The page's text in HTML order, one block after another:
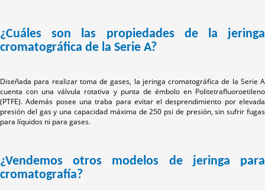
¿Cuáles son las propiedades de la jeringa
cromatográfica de la Serie A?
Diseñada para realizar toma de gases, la jeringa cromatográfica de la Serie A
cuenta con una válvula rotativa y punta de émbolo en Politetrafluoroetileno
(PTFE). Además posee una traba para evitar el desprendimiento por elevada
presión del gas y una capacidad máxima de 250 psi de presión, sin sufrir fugas
para líquidos ni para gases.
¿Vendemos otros modelos de jeringa para
cromatografía?